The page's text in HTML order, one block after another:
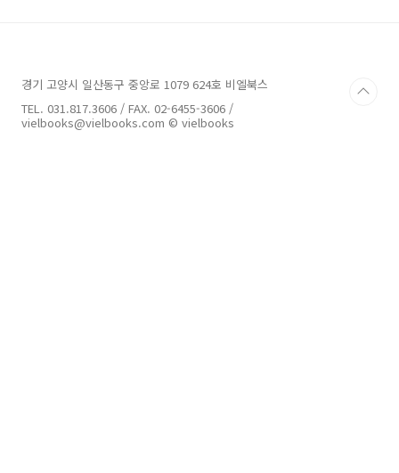
경기 고양시 일산동구 중앙로 1079 624호 비엘북스
TEL. 031.817.3606 / FAX. 02-6455-3606 /
vielbooks@vielbooks.com © vielbooks